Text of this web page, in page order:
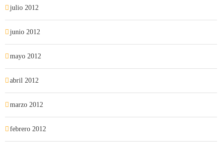
julio 2012
junio 2012
mayo 2012
abril 2012
marzo 2012
febrero 2012